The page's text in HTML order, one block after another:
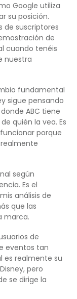
Google utiliza
su posición.
de suscriptores
de
cuando tenéis
nuestra
fundamental
sigue pensando
ABC tiene
quién la vea. Es
porque
según
Es el
análisis de
que las
marca.
de
eventos tan
es realmente su
pero
se dirige la